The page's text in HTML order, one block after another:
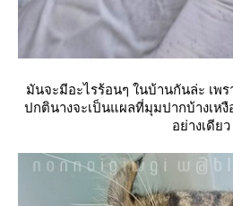
มันจะมีอะไรร้อนๆ ในบ้านกันล่ะ เพ
ปกตินางจะเป็นแผลที่มุมปากบ้างเห
อย่างเดียว